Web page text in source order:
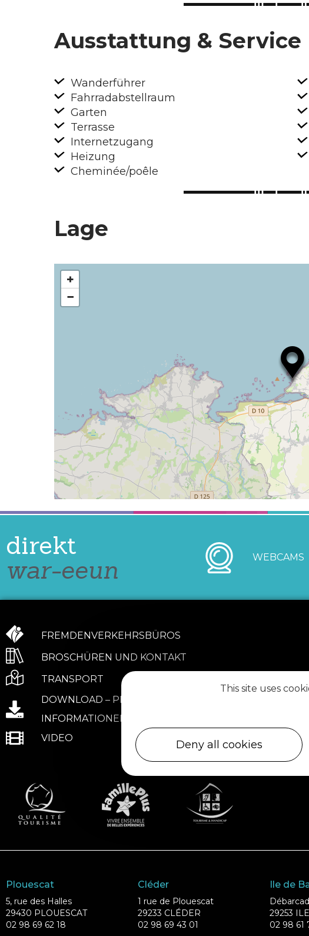
Ausstattung & Service
Wanderführer
Fahrradabstellraum
Garten
Terrasse
Internetzugang
Heizung
Cheminée/poêle
Lage
+
−
direkt
war-eeun WEBCAMS
FREMDENVERKEHRSBÜROS
BROSCHÜREN UND KONTAKT
TRANSPORT
DOWNLOAD – PRAKTISCHE
INFORMATIONEN
VIDEO
Plouescat
5, rue des Halles
29430 PLOUESCAT
02 98 69 62 18
Cléder
1 rue de Plouescat
29233 CLÉDER
02 98 69 43 01
Ile de
29253
02 98 61
This site uses
Deny all cookies